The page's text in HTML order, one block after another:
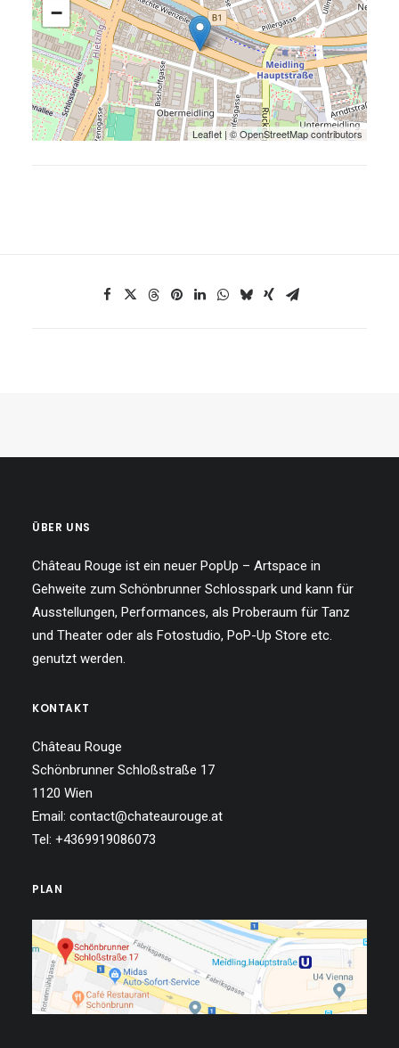
−
Leaflet | ©OpenStreetMapcontributors
ÜBER UNS
Château Rouge ist ein neuer PopUp – Artspace in
Gehweite zum Schönbrunner Schlosspark und kann für
Ausstellungen, Performances, als Proberaum für Tanz
und Theater oder als Fotostudio, PoP-Up Store etc.
genutzt werden.
KONTAKT
Château Rouge
Schönbrunner Schloßstraße 17
1120 Wien
Email: contact@chateaurouge.at
Tel: +4369919086073
PLAN